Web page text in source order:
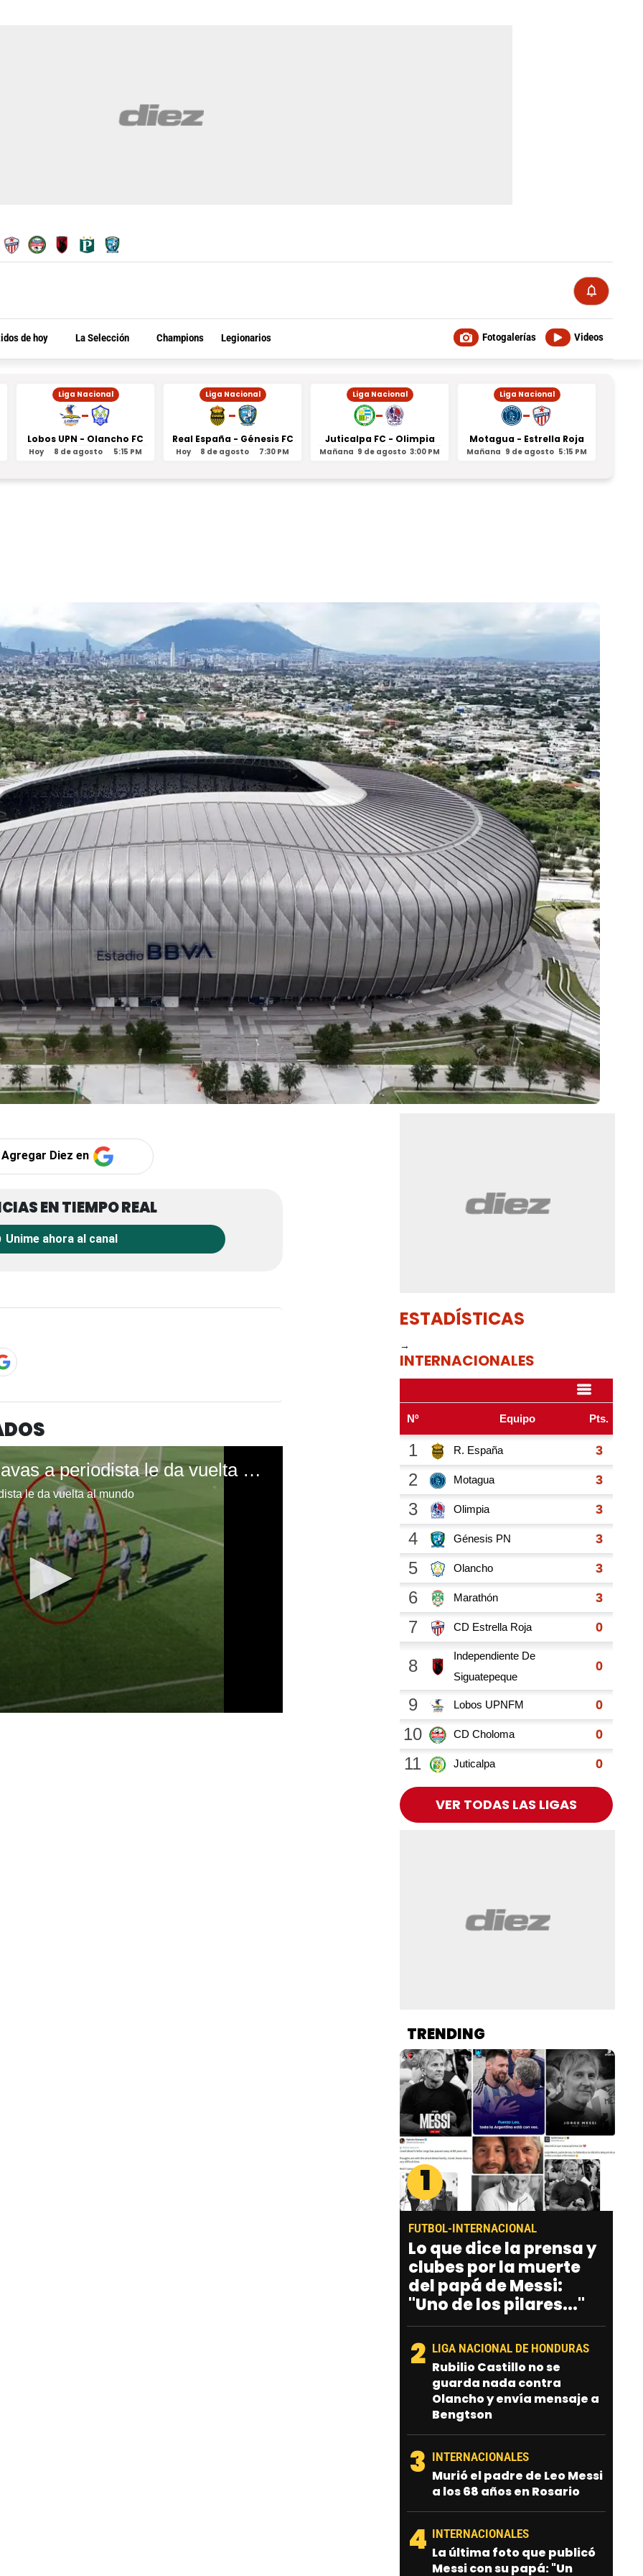
de hoy La Selección Champions Legionarios Videos
Fotogalerías
Liga Nacional
-
Lobos UPN - Olancho FC
Hoy 8 de agosto 5:15 PM
Liga Nacional
-
Real España - Génesis FC
Hoy 8 de agosto 7:30 PM
Liga Nacional
-
Juticalpa FC - Olimpia
Mañana 9 de agosto 3:00 PM
Liga Nacional
-
Motagua - Estrella Roja
Mañana 9 de agosto 5:15 PM
Agregar Diez en
Unime ahora al canal
Balonazo de Keylor Navas a periodista le da vuelta al mundo
le da vuelta al mundo
ESTADÍSTICAS
→
INTERNACIONALES
VER TODAS LAS LIGAS
TRENDING
1
FUTBOL-INTERNACIONAL
Lo que dice la prensa y
clubes por la muerte
del papá de Messi:
"Uno de los pilares..."
2 LIGA NACIONAL DE HONDURAS
Rubilio Castillo no se
guarda nada contra
Olancho y envía mensaje a
Bengtson
3 INTERNACIONALES
Murió el padre de Leo Messi
a los 68 años en Rosario
4 INTERNACIONALES
La última foto que publicó
Messi con su papá: "Un